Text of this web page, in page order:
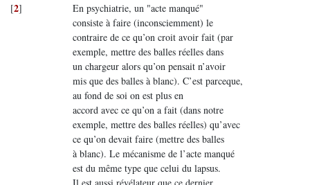
[2]
En psychiatrie, un "acte manqué"
consiste à faire (inconsciemment) le
contraire de ce qu’on croit avoir fait (par
exemple, mettre des balles réelles dans
un chargeur alors qu’on pensait n’avoir
mis que des balles à blanc). C’est parceque,
au fond de soi on est plus en
accord avec ce qu’on a fait (dans notre
exemple, mettre des balles réelles) qu’avec
ce qu’on devait faire (mettre des balles
à blanc). Le mécanisme de l’acte manqué
est du même type que celui du lapsus.